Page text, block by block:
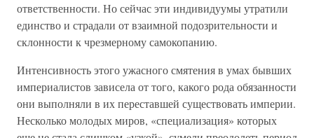
ответственности. Но сейчас эти индивидуумы утратили
единство и страдали от взаимной подозрительности и
склонности к чрезмерному самокопанию.
Интенсивность этого ужасного смятения в умах бывших
империалистов зависела от того, какого рода обязанности
они выполняли в их переставшей существовать империи.
Несколько молодых миров, «специализация» которых